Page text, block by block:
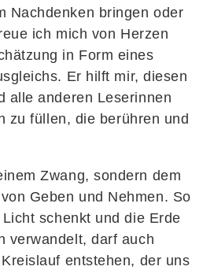
Nachdenken bringen oder
ich mich von Herzen
in Form eines
Er hilft mir, diesen
alle anderen Leserinnen
zu füllen, die berühren und
Zwang, sondern dem
Geben und Nehmen. So
schenkt und die Erde
verwandelt, darf auch
entstehen, der uns